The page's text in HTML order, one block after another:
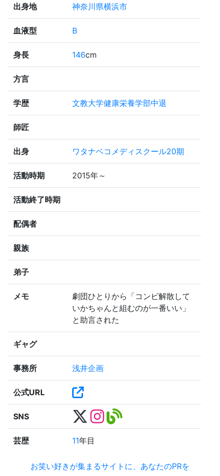
出身地 神奈川県横浜市
血液型 B
身長 146cm
方言
学歴 文教大学健康栄養学部中退
師匠
出身 ワタナベコメディスクール20期
活動時期 2015年～
活動終了時期
配偶者
親族
弟子
メモ
劇団ひとりから「コンビ解散して
いかちゃんと組むのが一番いい」
と助言された
ギャグ
事務所 浅井企画
公式URL
SNS
芸歴 11年目
お笑い好きが集まるサイトに、あなたのPRを